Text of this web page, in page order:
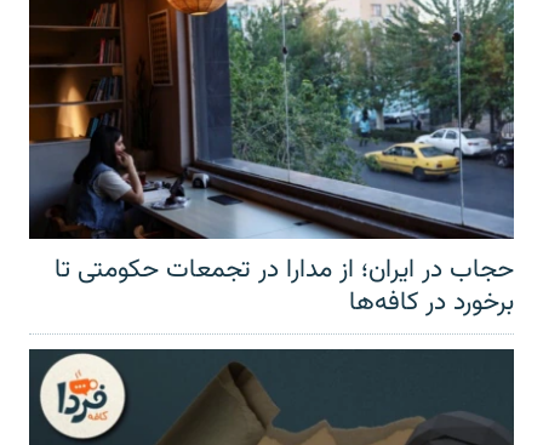
حجاب در ایران؛ از مدارا در تجمعات حکومتی تا
برخورد در کافه‌ها